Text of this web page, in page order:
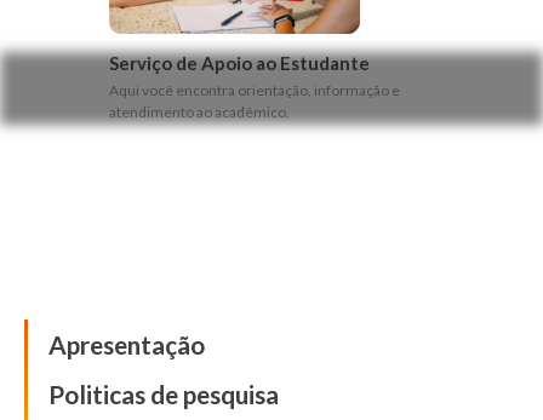
Serviço de Apoio ao Estudante
Aqui você encontra orientação, informação e
atendimento ao acadêmico.
Apresentação
Politicas de pesquisa